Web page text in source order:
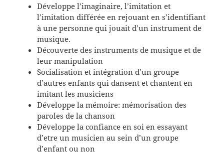
Développe l’imaginaire, l’imitation et
l’imitation différée en rejouant en s’identifiant
à une personne qui jouait d’un instrument de
musique.
Découverte des instruments de musique et de
leur manipulation
Socialisation et intégration d’un groupe
d’autres enfants qui dansent et chantent en
imitant les musiciens
Développe la mémoire: mémorisation des
paroles de la chanson
Développe la confiance en soi en essayant
d’etre un musicien au sein d’un groupe
d’enfant ou non